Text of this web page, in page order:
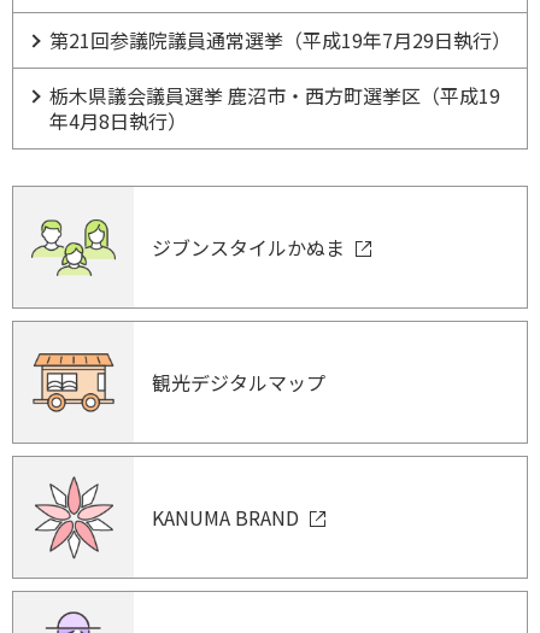
第21回参議院議員通常選挙（平成19年7月29日執行）
栃木県議会議員選挙 鹿沼市・西方町選挙区（平成19
年4月8日執行）
ジブンスタイルかぬま
観光デジタルマップ
KANUMA BRAND